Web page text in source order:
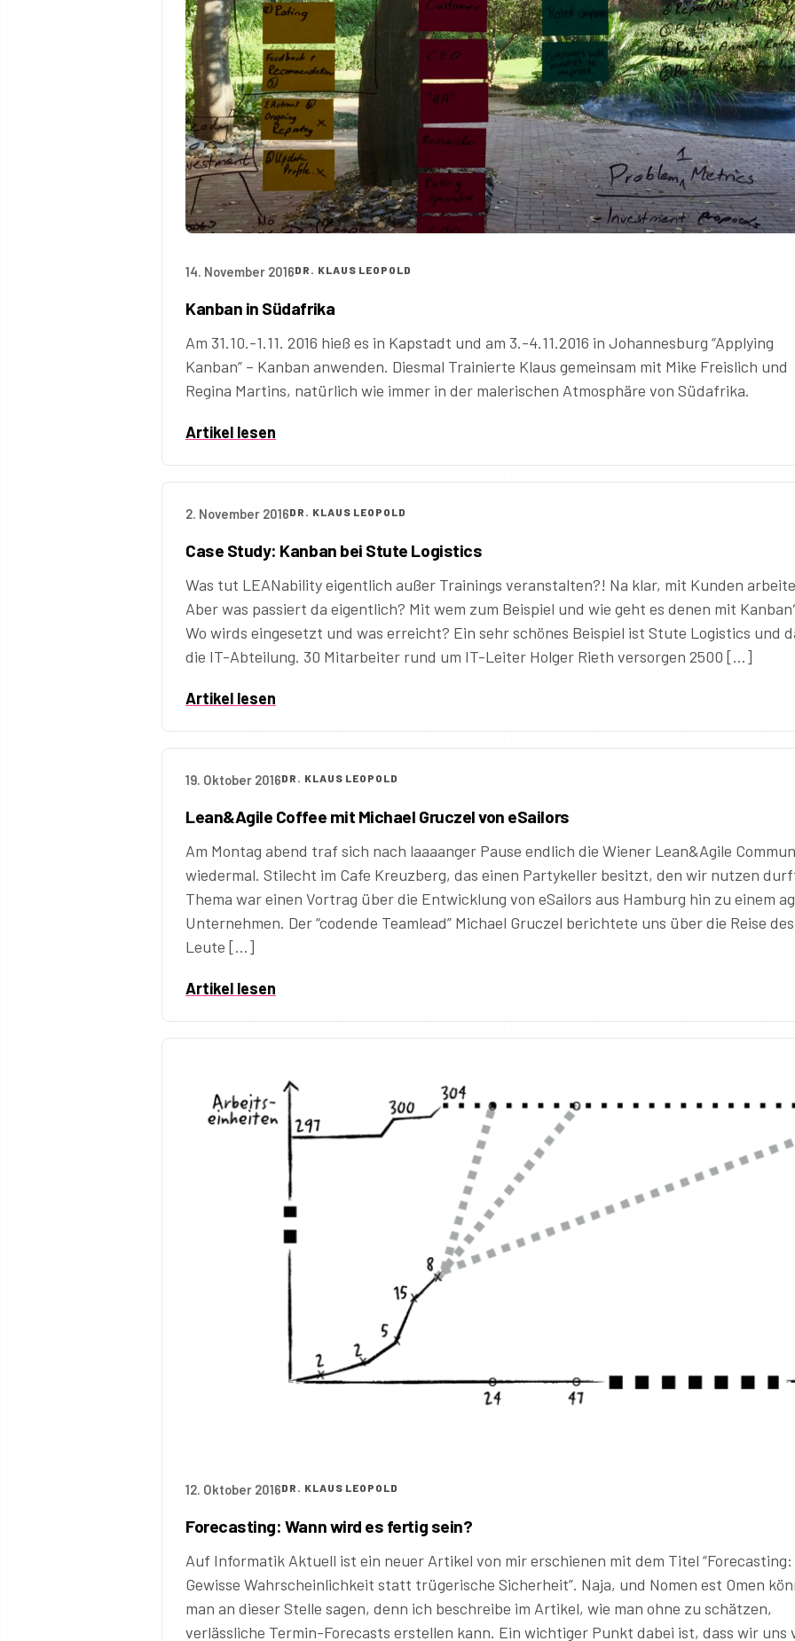
14. November 2016DR. KLAUS LEOPOLD
Kanban in Südafrika
Am 31.10.-1.11. 2016 hieß es in Kapstadt und am 3.-4.11.2016 in Johannesburg “Applying
Kanban” – Kanban anwenden. Diesmal Trainierte Klaus gemeinsam mit Mike Freislich und
Regina Martins, natürlich wie immer in der malerischen Atmosphäre von Südafrika.
Artikel lesen
2. November 2016DR. KLAUS LEOPOLD
Case Study: Kanban bei Stute Logistics
Was tut LEANability eigentlich außer Trainings veranstalten?! Na klar, mit Kunden
Aber was passiert da eigentlich? Mit wem zum Beispiel und wie geht es denen mit
Wo wirds eingesetzt und was erreicht? Ein sehr schönes Beispiel ist Stute Logistics und
die IT-Abteilung. 30 Mitarbeiter rund um IT-Leiter Holger Rieth versorgen 2500 […]
Artikel lesen
19. Oktober 2016DR. KLAUS LEOPOLD
Lean&Agile Coffee mit Michael Gruczel von eSailors
Am Montag abend traf sich nach laaaanger Pause endlich die Wiener Lean&Agile
wiedermal. Stilecht im Cafe Kreuzberg, das einen Partykeller besitzt, den wir nutzen
Thema war einen Vortrag über die Entwicklung von eSailors aus Hamburg hin zu einem
Unternehmen. Der “codende Teamlead” Michael Gruczel berichtete uns über die Reise
Leute […]
Artikel lesen
12. Oktober 2016DR. KLAUS LEOPOLD
Forecasting: Wann wird es fertig sein?
Auf Informatik Aktuell ist ein neuer Artikel von mir erschienen mit dem Titel “Forecasting:
Gewisse Wahrscheinlichkeit statt trügerische Sicherheit”. Naja, und Nomen est Omen
man an dieser Stelle sagen, denn ich beschreibe im Artikel, wie man ohne zu schätzen,
verlässliche Termin-Forecasts erstellen kann. Ein wichtiger Punkt dabei ist, dass wir uns